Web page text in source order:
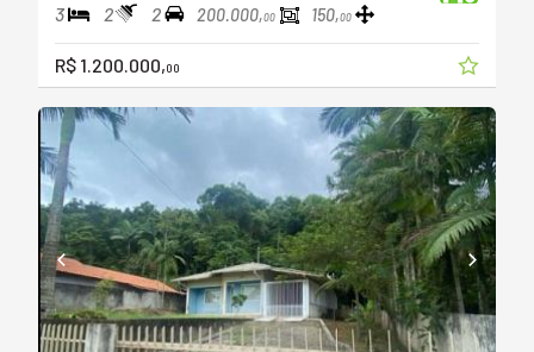
3 2 2 200.000,00 150,00
R$ 1.200.000,00